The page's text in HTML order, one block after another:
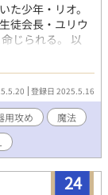
た少年・リオ。
徒会長・ユリウ
じられる。 以
みの手当、異常
」などと謎の制
か……」 「……可
感ですか？ 不器
れ違い×じれじ
登録日 2025.5.16
用攻め
魔法
24